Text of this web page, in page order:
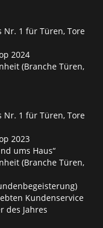
Nr. 1 für Türen, Tore
2024
(Branche Türen,
Nr. 1 für Türen, Tore
2023
ums Haus“
(Branche Türen,
Kundenservice
des Jahres